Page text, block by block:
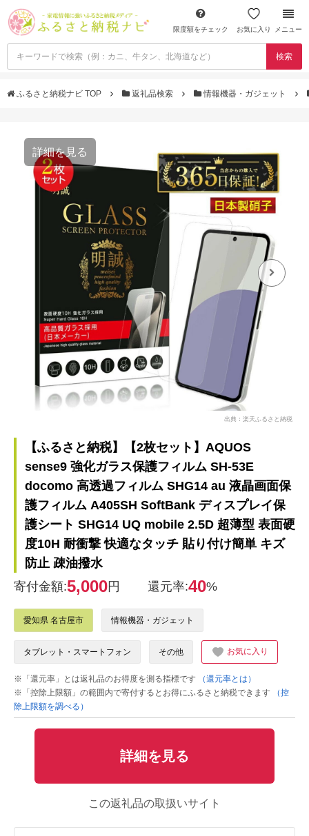
限度額をチェック お気に入り メニュー
検索
ふるさと納税ナビ TOP 返礼品検索 情報機器・ガジェット
詳細を見る
出典：楽天ふるさと納税
【ふるさと納税】【2枚セット】AQUOS
sense9 強化ガラス保護フィルム SH-53E
docomo 高透過フィルム SHG14 au 液晶画面保
護フィルム A405SH SoftBank ディスプレイ保
護シート SHG14 UQ mobile 2.5D 超薄型 表面硬
度10H 耐衝撃 快適なタッチ 貼り付け簡単 キズ
防止 疎油撥水
寄付金額:5,000円 還元率:40%
愛知県 名古屋市 情報機器・ガジェット
タブレット・スマートフォン その他 お気に入り
※「還元率」とは返礼品のお得度を測る指標です
（還元率とは）
※「控除上限額」の範囲内で寄付するとお得にふるさと納税できます
（控
除上限額を調べる）
詳細を見る
この返礼品の取扱いサイト